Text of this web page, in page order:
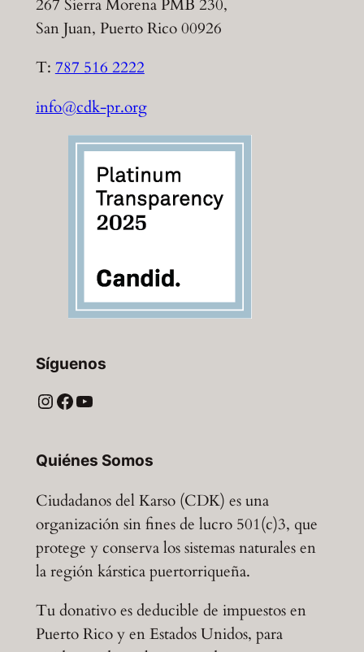
267 Sierra Morena PMB 230,
San Juan, Puerto Rico 00926
T:787 516 2222
info@cdk-pr.org
Síguenos
Instagram Facebook YouTube
Quiénes Somos
Ciudadanos del Karso (CDK) es una
organización sin fines de lucro 501(c)3, que
protege y conserva los sistemas naturales en
la región kárstica puertorriqueña.
Tu donativo es deducible de impuestos en
Puerto Rico y en Estados Unidos, para